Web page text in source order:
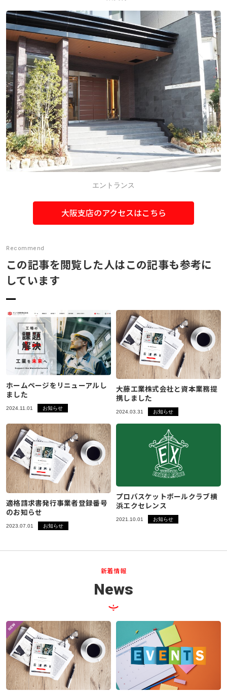
エントランス
大阪支店のアクセスはこちら
Recommend
この記事を閲覧した人はこの記事も参考に
しています
ホームページをリニューアルし
ました
2024.11.01 お知らせ
大藤工業株式会社と資本業務提
携しました
2024.03.31 お知らせ
適格請求書発行事業者登録番号
のお知らせ
2023.07.01 お知らせ
プロバスケットボールクラブ横
浜エクセレンス
2021.10.01 お知らせ
新着情報
News